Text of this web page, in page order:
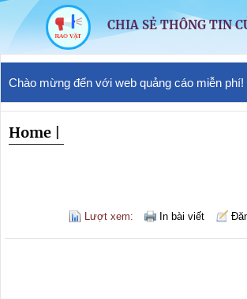
CHIA SẺ THÔNG TIN
Chào mừng đến với web quảng cáo miễn phí!
Home
Lượt xem: In bài viết